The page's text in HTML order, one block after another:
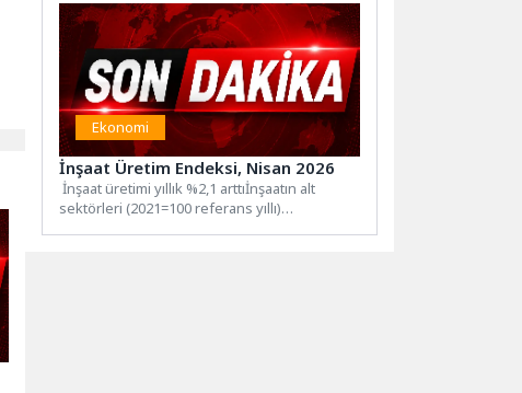
Ekonomi
İnşaat Üretim Endeksi, Nisan 2026
İnşaat üretimi yıllık %2,1 arttıİnşaatın alt
sektörleri (2021=100 referans yıllı)